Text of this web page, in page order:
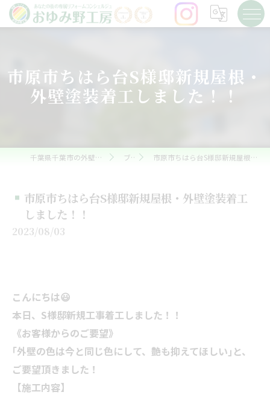
市原市ちはら台S様邸新規屋根・
外壁塗装着工しました！！
千葉県千葉市の外壁塗装ならおゆみ野工房 ブログ 市原市ちはら台S様邸新規屋根・外壁塗装着工しました！！
市原市ちはら台S様邸新規屋根・外壁塗装着工
しました！！
2023/08/03
こんにちは😃
本日、S様邸新規工事着工しました！！
《お客様からのご要望》
｢外壁の色は今と同じ色にして、艶も抑えてほしい｣と、
ご要望頂きました！
【施工内容】